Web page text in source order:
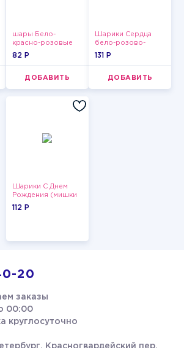
шары Бело-
красно-розовые
пастельные
82 P
ДОБАВИТЬ
Шарики Сердца
бело-розово-
красные
131 P
ДОБАВИТЬ
Шарики С Днем
Рождения (мишки
и тортики)
112 P
20
заказы
00:00
круглосуточно
Красногвардейский пер.